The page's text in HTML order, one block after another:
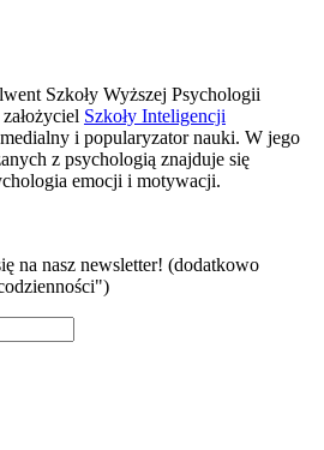
Szkoły Wyższej Psychologii
Szkoły Inteligencji
i popularyzator nauki. W jego
z psychologią znajduje się
emocji i motywacji.
na nasz newsletter! (dodatkowo